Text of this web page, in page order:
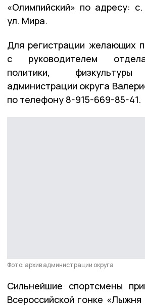
«Олимпийский» по адресу:
ул. Мира.
Для регистрации желающих
с руководителем
политики,
администрации округа
по телефону 8-915-669-85-41.
Фото: архив администрации округа
Сильнейшие спортсмены
Всероссийской гонке